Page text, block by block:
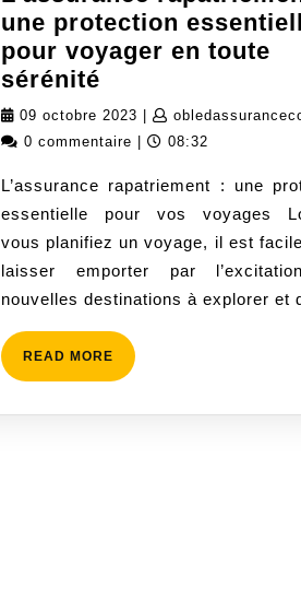
une protection
pour voyager en toute
sérénité
rapatriement
:
protection
essentielle
pour
voyager
en
toute
sérénité
09 octobre 2023 09
octobre
0 commentaire
08:32
L’assurance rapatriement : une
essentielle pour vos voyages
vous planifiez un voyage, il est
laisser emporter par
nouvelles destinations à explorer et
READ MORE READ
MORE